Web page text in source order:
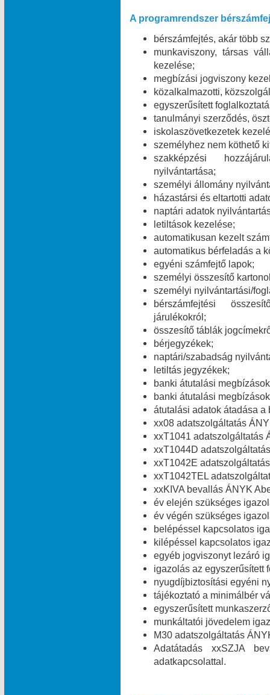
A programrendszer
bérszámfejtés, akár több
munkaviszony, társas
kezelése;
megbízási jogviszony
közalkalmazotti,
egyszerűsített
tanulmányi szerződés,
iskolaszövetkezetek
személyhez nem köthető
szakképzési
nyilvántartása;
személyi állomány
házastársi és eltartotti
naptári adatok
letiltások kezelése;
automatikusan kezelt
automatikus bérfeladás a
egyéni számfejtő lapok;
személyi összesítő
személyi nyilvántartási/
bérszámfejtési
járulékokról;
összesítő táblák
bérjegyzékek;
naptári/szabadság
letiltás jegyzékek;
banki átutalási
banki átutalási
átutalási adatok átadása
xx08 adatszolgáltatás
xxT1041 adatszolgáltatás
xxT1044D
xxT1042E
xxT1042TEL
xxKIVA bevallás ÁNYK
év elején szükséges
év végén szükséges
belépéssel kapcsolatos
kilépéssel kapcsolatos
egyéb jogviszonyt lezáró
igazolás az egyszerűsített
nyugdíjbiztosítási egyéni
tájékoztató a minimálbér
egyszerűsített
munkáltatói jövedelem
M30 adatszolgáltatás
Adatátadás xxSZJA
adatkapcsolattal.